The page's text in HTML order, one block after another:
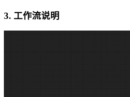
3. 工作流说明